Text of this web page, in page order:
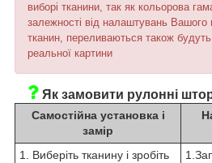
виборі тканини, так як кольорова
залежності від налаштувань Вашого
тканин, переливаються також будуть
реальної картини
Як замовити рулонні
Самостійна установка і
замір
1. Виберіть тканину і зробіть